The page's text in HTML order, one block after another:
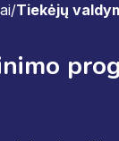
/Tiekėjų